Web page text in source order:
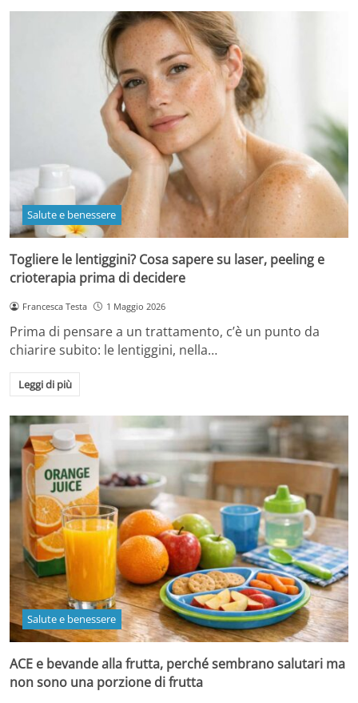
Salute e benessere
Togliere le lentiggini? Cosa sapere su laser, peeling e
crioterapia prima di decidere
Francesca Testa 1 Maggio 2026
Prima di pensare a un trattamento, c’è un punto da
chiarire subito: le lentiggini, nella…
Leggi di più
Salute e benessere
ACE e bevande alla frutta, perché sembrano salutari ma
non sono una porzione di frutta